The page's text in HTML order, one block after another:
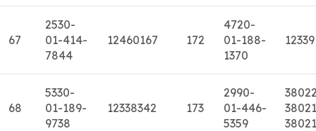
67
2530-
01-414-
7844
12460167 172
4720-
01-188-
1370
68
5330-
01-189-
9738
12338342 173
2990-
01-446-
5359